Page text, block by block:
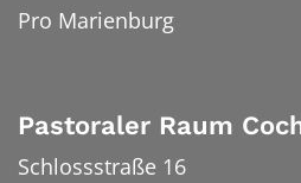
Pro Marienburg
Pastoraler Raum
Schlossstraße 16